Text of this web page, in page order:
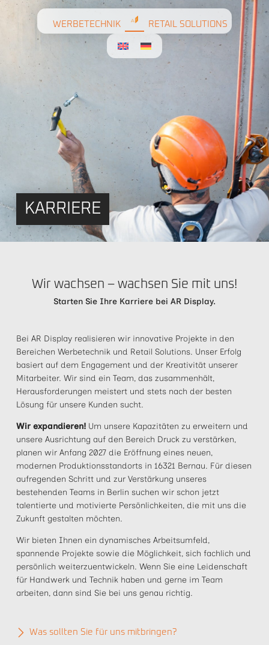
WERBETECHNIK RETAIL SOLUTIONS
KARRIERE
Wir wachsen – wachsen Sie mit uns!
Starten Sie Ihre Karriere bei AR Display.
Bei AR Display realisieren wir innovative Projekte in den
Bereichen Werbetechnik und Retail Solutions. Unser Erfolg
basiert auf dem Engagement und der Kreativität unserer
Mitarbeiter. Wir sind ein Team, das zusammenhält,
Herausforderungen meistert und stets nach der besten
Lösung für unsere Kunden sucht.
Wir expandieren!Um unsere Kapazitäten zu erweitern und
unsere Ausrichtung auf den Bereich Druck zu verstärken,
planen wir Anfang 2027 die Eröffnung eines neuen,
modernen Produktionsstandorts in 16321 Bernau. Für diesen
aufregenden Schritt und zur Verstärkung unseres
bestehenden Teams in Berlin suchen wir schon jetzt
talentierte und motivierte Persönlichkeiten, die mit uns die
Zukunft gestalten möchten.
Wir bieten Ihnen ein dynamisches Arbeitsumfeld,
spannende Projekte sowie die Möglichkeit, sich fachlich und
persönlich weiterzuentwickeln. Wenn Sie eine Leidenschaft
für Handwerk und Technik haben und gerne im Team
arbeiten, dann sind Sie bei uns genau richtig.
Was sollten Sie für uns mitbringen?